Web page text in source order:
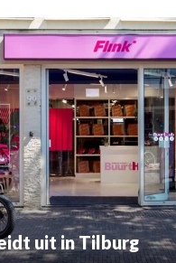
uit in Tilburg